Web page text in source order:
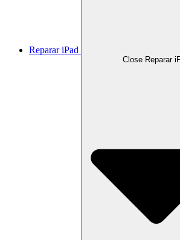
Reparar iPad
Close Reparar